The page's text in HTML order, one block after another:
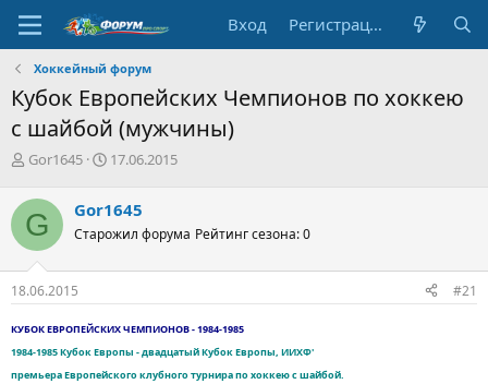
Вход Регистрация
Хоккейный форум
Кубок Европейских Чемпионов по хоккею
с шайбой (мужчины)
А
т
о
р
т
е
м
Gor1645
Д
а
н
ч
а
17.06.2015
G Gor1645
Старожил форума Рейтинг сезона: 0
18.06.2015 #21
КУБОК ЕВРОПЕЙСКИХ ЧЕМПИОНОВ - 1984-1985
1984-1985 Кубок Европы - двадцатый Кубок Европы, ИИХФ'
премьера Европейского клубного турнира по хоккею с шайбой.